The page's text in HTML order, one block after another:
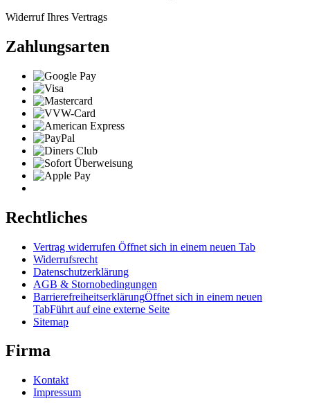
Widerruf Ihres Vertrags
Zahlungsarten
Rechtliches
Vertrag widerrufen Öffnet sich in einem neuen Tab
Widerrufsrecht
Datenschutzerklärung
AGB & Stornobedingungen
BarrierefreiheitserklärungÖffnet sich in einem neuen
TabFührt auf eine externe Seite
Sitemap
Firma
Kontakt
Impressum